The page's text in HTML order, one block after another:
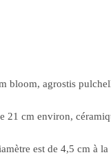
bloom, agrostis
21 cm environ,
est de 4,5 cm à la